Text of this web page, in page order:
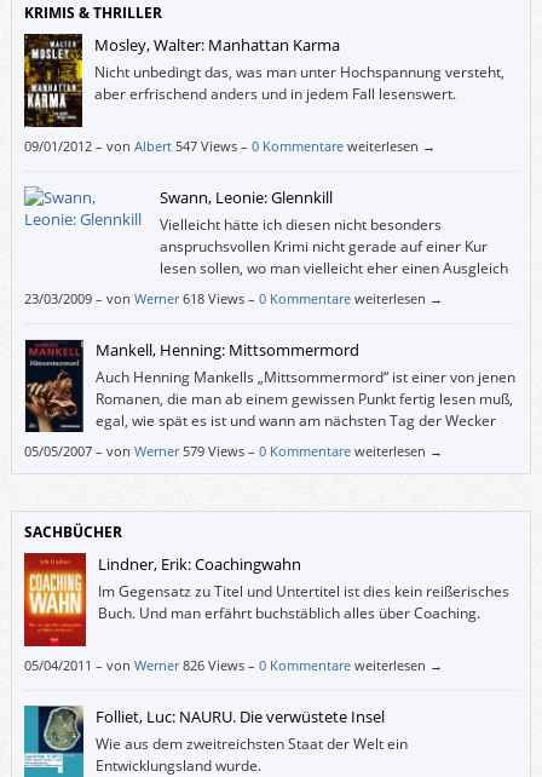
KRIMIS & THRILLER
Mosley, Walter: Manhattan Karma
Nicht unbedingt das, was man unter Hochspannung versteht,
aber erfrischend anders und in jedem Fall lesenswert.
09/01/2012– von Albert 547 Views – 0 Kommentare weiterlesen →
Swann, Leonie: Glennkill
Vielleicht hätte ich diesen nicht besonders
anspruchsvollen Krimi nicht gerade auf einer Kur
lesen sollen, wo man vielleicht eher einen Ausgleich
für die nicht besonders tief schürfenden Gespräche
23/03/2009– von Werner 618 Views – 0 Kommentare weiterlesen →
Mankell, Henning: Mittsommermord
Auch Henning Mankells „Mittsommermord“ ist einer von jenen
Romanen, die man ab einem gewissen Punkt fertig lesen muß,
egal, wie spät es ist und wann am nächsten Tag der Wecker
läuten wird. Dabei „kennt“ der Leser den Täter in diesem Buch
05/05/2007– von Werner 579 Views – 0 Kommentare weiterlesen →
SACHBÜCHER
Lindner, Erik: Coachingwahn
Im Gegensatz zu Titel und Untertitel ist dies kein reißerisches
Buch. Und man erfährt buchstäblich alles über Coaching.
05/04/2011 – von Werner 826 Views – 0 Kommentare weiterlesen →
Folliet, Luc: NAURU. Die verwüstete Insel
Wie aus dem zweitreichsten Staat der Welt ein
Entwicklungsland wurde.